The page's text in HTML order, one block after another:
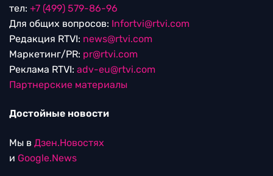
тел: +7 (499) 579-86-96
Для общих вопросов: Infortvi@rtvi.com
Редакция RTVI: news@rtvi.com
Маркетинг/PR: pr@rtvi.com
Реклама RTVI: adv-eu@rtvi.com
Партнерские материалы
Достойные новости
Мы в Дзен.Новостях
и Google.News